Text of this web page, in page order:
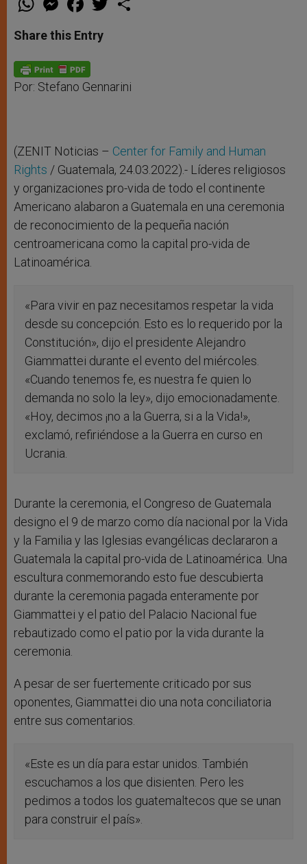
t
s
p
p
e
s
e
g
e
r
a
e
b
o
k
w
Share this Entry
Por: Stefano Gennarini
(ZENIT Noticias – Center for Family and Human
Rights / Guatemala, 24.03.2022).- Líderes religiosos
y organizaciones pro-vida de todo el continente
Americano alabaron a Guatemala en una ceremonia
de reconocimiento de la pequeña nación
centroamericana como la capital pro-vida de
Latinoamérica.
«Para vivir en paz necesitamos respetar la vida
desde su concepción. Esto es lo requerido por la
Constitución», dijo el presidente Alejandro
Giammattei durante el evento del miércoles.
«Cuando tenemos fe, es nuestra fe quien lo
demanda no solo la ley», dijo emocionadamente.
«Hoy, decimos ¡no a la Guerra, si a la Vida!»,
exclamó, refiriéndose a la Guerra en curso en
Ucrania.
Durante la ceremonia, el Congreso de Guatemala
designo el 9 de marzo como día nacional por la Vida
y la Familia y las Iglesias evangélicas declararon a
Guatemala la capital pro-vida de Latinoamérica. Una
escultura conmemorando esto fue descubierta
durante la ceremonia pagada enteramente por
Giammattei y el patio del Palacio Nacional fue
rebautizado como el patio por la vida durante la
ceremonia.
A pesar de ser fuertemente criticado por sus
oponentes, Giammattei dio una nota conciliatoria
entre sus comentarios.
«Este es un día para estar unidos. También
escuchamos a los que disienten. Pero les
pedimos a todos los guatemaltecos que se unan
para construir el país».